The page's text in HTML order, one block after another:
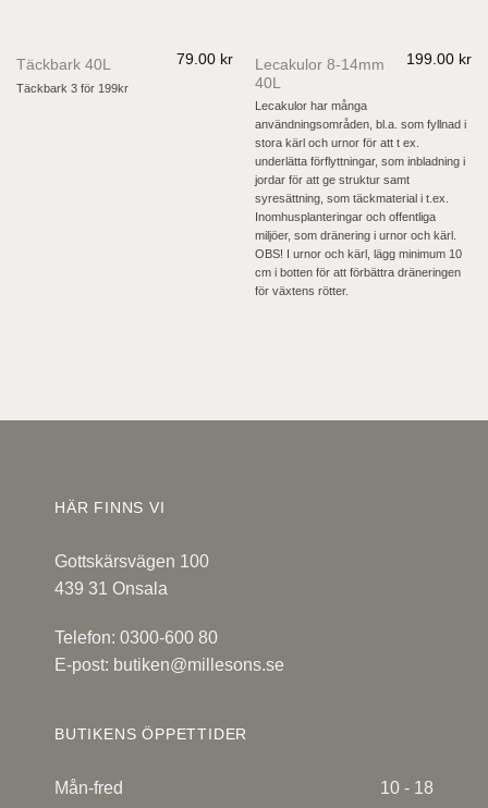
Täckbark 40L 79.00 kr
Täckbark 3 för 199kr
Lecakulor 8-14mm
40L
199.00 kr
Lecakulor har många
användningsområden, bl.a. som fyllnad i
stora kärl och urnor för att t ex.
underlätta förflyttningar, som inbladning i
jordar för att ge struktur samt
syresättning, som täckmaterial i t.ex.
Inomhusplanteringar och offentliga
miljöer, som dränering i urnor och kärl.
OBS! I urnor och kärl, lägg minimum 10
cm i botten för att förbättra dräneringen
för växtens rötter.
HÄR FINNS VI
Gottskärsvägen 100
439 31 Onsala
Telefon: 0300-600 80
E-post: butiken@millesons.se
BUTIKENS ÖPPETTIDER
Mån-fred
10 - 18